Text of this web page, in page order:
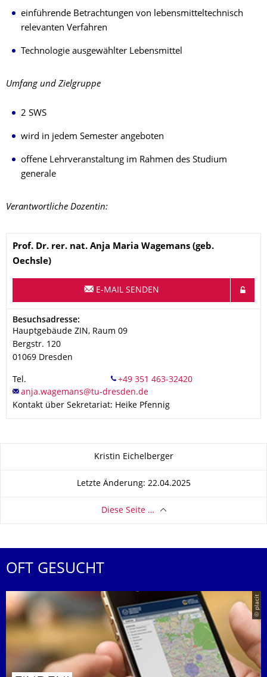
einführende Betrachtungen von lebensmitteltechnisch
relevanten Verfahren
Technologie ausgewählter Lebensmittel
Umfang und Zielgruppe
2 SWS
wird in jedem Semester angeboten
offene Lehrveranstaltung im Rahmen des Studium
generale
Verantwortliche Dozentin:
Name
Prof. Dr. rer. nat. Anja Maria Wagemans (geb.
Oechsle)
E-MAIL SENDEN
Adresse
Besuchsadresse:
Hauptgebäude ZIN, Raum 09
Bergstr. 120
01069 Dresden
Tel.
Kontakt über Sekretariat: Heike Pfennig
Kristin Eichelberger
Letzte Änderung: 22.04.2025
Diese Seite …
OFT GESUCHT
© placit